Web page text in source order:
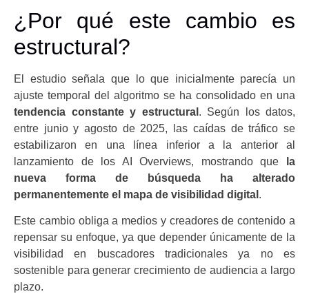
¿Por qué este cambio es
estructural?
El estudio señala que lo que inicialmente parecía un
ajuste temporal del algoritmo se ha consolidado en una
tendencia constante y estructural . Según los datos,
entre junio y agosto de 2025, las caídas de tráfico se
estabilizaron en una línea inferior a la anterior al
lanzamiento de los AI Overviews, mostrando que
la
nueva forma de búsqueda ha alterado
permanentemente el mapa de visibilidad digital .
Este cambio obliga a medios y creadores de contenido a
repensar su enfoque, ya que depender únicamente de la
visibilidad en buscadores tradicionales ya no es
sostenible para generar crecimiento de audiencia a largo
plazo.